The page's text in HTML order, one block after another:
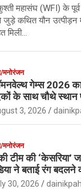
महासंघ (WFI) के
जुड़े कथित यौन उत्पीड़न
मिली…
गेम्स 2026
के साथ चौथे स्थान
3, 2026
टीम की ‘केसरिया’
ने बताई रंग
30, 2026